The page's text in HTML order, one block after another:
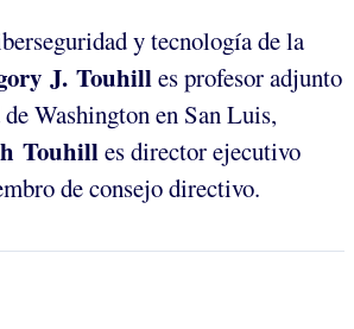
y tecnología de la
J. Touhilles profesor adjunto
Washington en San Luis,
Touhilles director ejecutivo
de consejo directivo.